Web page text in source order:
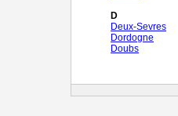
D
Deux-Sevres
Dordogne
Doubs